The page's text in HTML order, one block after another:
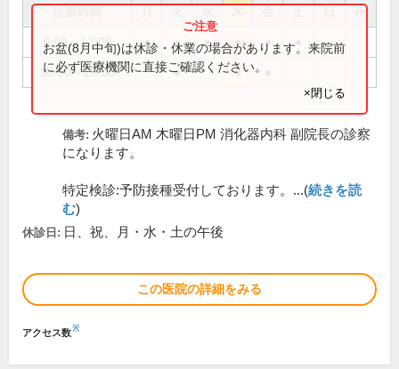
祝
9:00～12:00 ● ● ● ● ●
18:00～20:00 ● ●
お盆(8月中旬)は休診・休業の場合があります。来院前
に必ず医療機関に直接ご確認ください。
×閉じる
備考: 火曜日AM 木曜日PM 消化器内科 副院長の診察
になります。
特定検診:予防接種受付しております。...(続きを読
む)
休診日: 日、祝、月・水・土の午後
この医院の詳細をみる
アクセス数※